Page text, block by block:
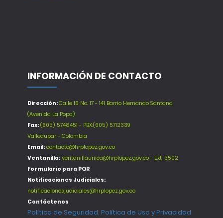
INFORMACIÓN DE CONTACTO
Dirección:Calle 16 No. 17 - 141 Barrio Hernando Santana
(Avenida La Popa)
Fax: (605) 5748451 - PBX:(605) 5712339
Valledupar - Colombia
Email: contacto@hrplopez.gov.co
Ventanilla: ventanillaunica@hrplopez.gov.co - Ext. 3502
Formulario para PQR
Notificaciones Judiciales:
notificacionesjudiciales@hrplopez.gov.co
Contáctenos
Política de Seguridad, Política de Uso y Privacidad